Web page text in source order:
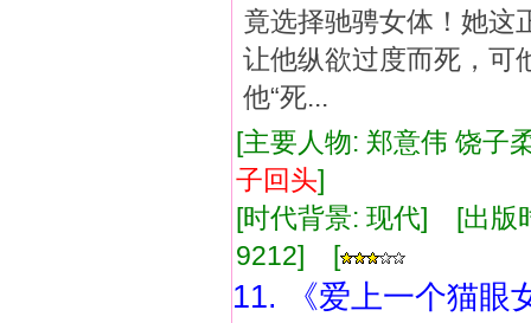
竟选择驰骋女体！她这
让他纵欲过度而死，可
他“死...
[主要人物: 郑意伟 饶
子回头]
[时代背景: 现代] [出
9212] [
11. 《爱上一个猫眼